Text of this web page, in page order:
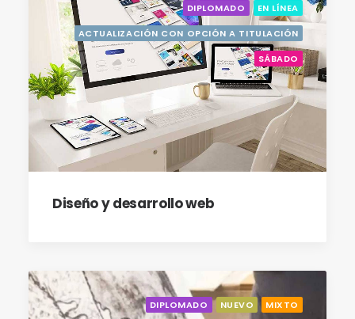
DIPLOMADO
EN LÍNEA
ACTUALIZACIÓN CON OPCIÓN A TITULACIÓN
SÁBADO
Diseño y desarrollo web
DIPLOMADO NUEVO MIXTO